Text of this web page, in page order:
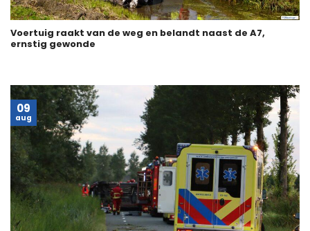
Voertuig raakt van de weg en belandt naast de A7,
ernstig gewonde
09
aug